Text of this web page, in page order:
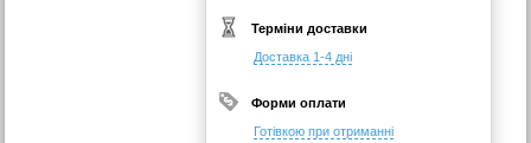
Терміни доставки
Доставка 1-4 дні
Форми оплати
Готівкою при отриманні